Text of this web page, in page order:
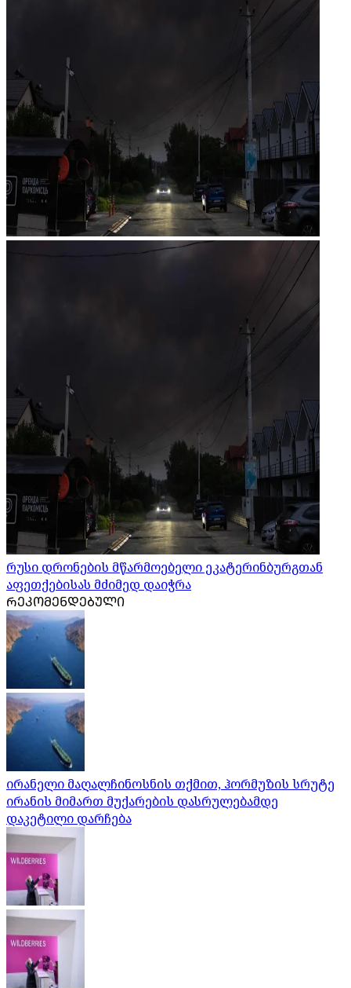
რუსი დრონების მწარმოებელი ეკატერინბურგთან
აფეთქებისას მძიმედ დაიჭრა
ᲠᲔᲙᲝᲛᲔᲜᲓᲔᲑᲣᲚᲘ
ირანელი მაღალჩინოსნის თქმით, ჰორმუზის სრუტე
ირანის მიმართ მუქარების დასრულებამდე
დაკეტილი დარჩება